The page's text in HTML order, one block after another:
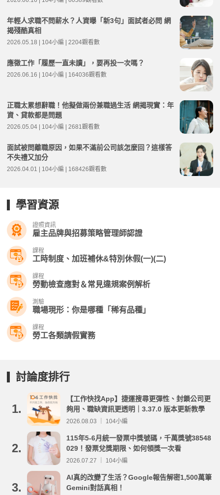
年輕人求職不問薪水？人資曝「新3句」面試者必問 網
揭殘酷真相
2026.05.18 | 104小編 | 2204觀看數
應徵工作「履歷一直未讀」，要再投一次嗎？
2026.06.16 | 104小編 | 164036觀看數
正職太累想辭職！他擬做兩份兼職過生活 網揭現實：年
資、貸款都是問題
2026.05.04 | 104小編 | 2681觀看數
面試被問離職原因，如果不滿前公司該怎麼回？這樣答
不失禮又加分
2026.04.01 | 104小編 | 168426觀看數
學習資源
證照資訊
雇主品牌與招募策略管理師認證
課程
工時制度、加班補休&特別休假(一)(二)
課程
勞動檢查應對＆常見違規案例解析
測驗
職場現形：你是哪種「稀有品種」
課程
勞工各類請假實務
討論度排行
1.
【工作快找App】捷運搜尋更彈性、封鎖公司更
夠用、職缺資訊更透明｜3.37.0 版本更新教學
2026.08.03 ｜ 104小編
2.
115年5-6月統一發票中獎號碼，千萬獎號38548
029！發票兌獎期限、如何領獎一次看
2026.07.27 ｜ 104小編
3.
AI真的改變了生活？Google報告解密1,500萬筆
Gemini對話真相！